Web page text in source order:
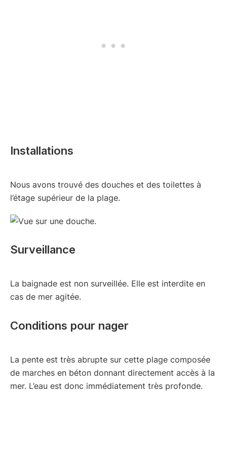
Installations
Nous avons trouvé des douches et des toilettes à
l’étage supérieur de la plage.
Surveillance
La baignade est non surveillée. Elle est interdite en
cas de mer agitée.
Conditions pour nager
La pente est très abrupte sur cette plage composée
de marches en béton donnant directement accès à la
mer. L’eau est donc immédiatement très profonde.